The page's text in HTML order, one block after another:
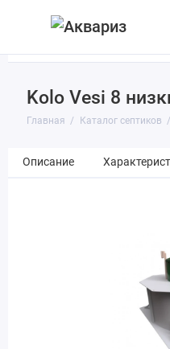
Kolo Vesi 8
Главная Каталог септиков
Описание